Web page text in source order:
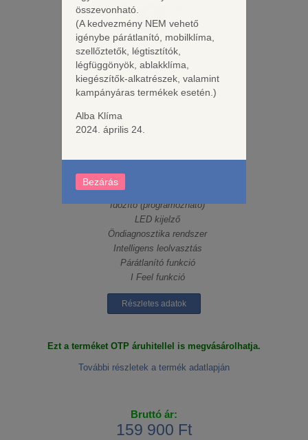
Tulajdonságok:
SEER: 6,4
Fűtés téli időszakban
Energiatakarékos üzemmód
Csendes üzemmód
Időzítő (programozható)
LED kijelző
Öndiagnosztika rendszer
Intelligens leolvasztás
Párátlanító funkció
I Feel funkció
Részletes adatok
Ezt a terméket OTP áruhitellel is megvásárolhatja.
További részletek a termék adatlapján
Bruttó ár:
159 900 Ft
összevonható.
(A kedvezmény NEM vehető
igénybe párátlanító, mobilklíma,
szellőztetők, légtisztítók,
légfüggönyök, ablakklíma,
kiegészítők-alkatrészek, valamint
kampányáras termékek esetén.)
Alba Klíma
2024. április 24.
Bezárás